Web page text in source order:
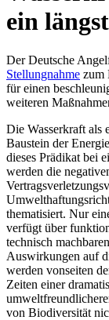
ein
Der Deutsche
Stellungnahme zum
für einen
weiteren
Die Wasserkraft als
Baustein der
dieses Prädikat bei
werden die
thematisiert. Nur
verfügt über
technisch
Auswirkungen auf
werden vonseiten
Zeiten einer
von Biodiversität